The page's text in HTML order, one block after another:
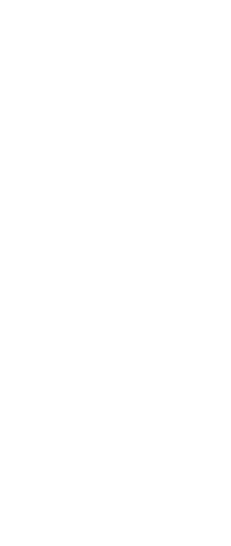
Industrie erhalten hatte.
in Brasilien und Kenia
auch beim